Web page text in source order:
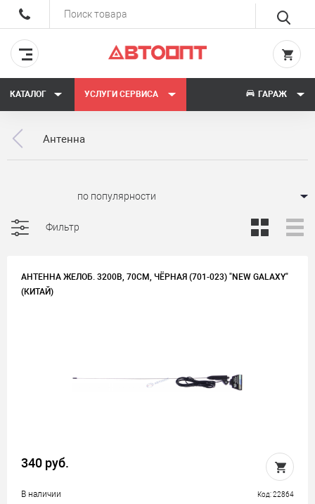
КАТАЛОГ УСЛУГИ СЕРВИСА ГАРАЖ
Антенна
Фильтр
АНТЕННА ЖЕЛОБ. 3200B, 70СМ, ЧЁРНАЯ (701-023) "NEW GALAXY"
(КИТАЙ)
340 руб.
В наличии Код: 22864